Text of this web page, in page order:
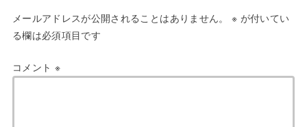
メールアドレスが公開されることはありません。 ※ が付いてい
る欄は必須項目です
コメント ※